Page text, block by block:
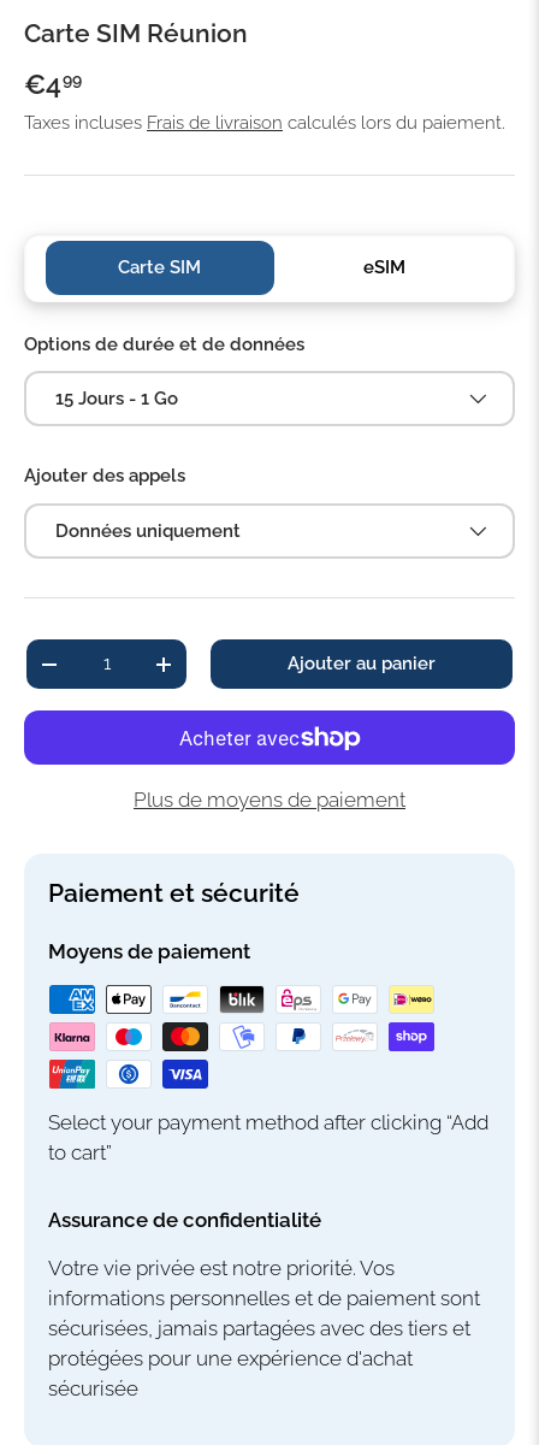
Carte SIM Réunion
€499
Taxes incluses Frais de livraison calculés lors du paiement.
Carte SIM eSIM‎‎
Options de durée et de données
15 Jours - 1 Go
Ajouter des appels
Données uniquement
Qté
-
+ Ajouter au panier
Plus de moyens de paiement
Paiement et sécurité
Moyens de paiement
Select your payment method after clicking “Add
to cart”
Assurance de confidentialité
Votre vie privée est notre priorité. Vos
informations personnelles et de paiement sont
sécurisées, jamais partagées avec des tiers et
protégées pour une expérience d'achat
sécurisée